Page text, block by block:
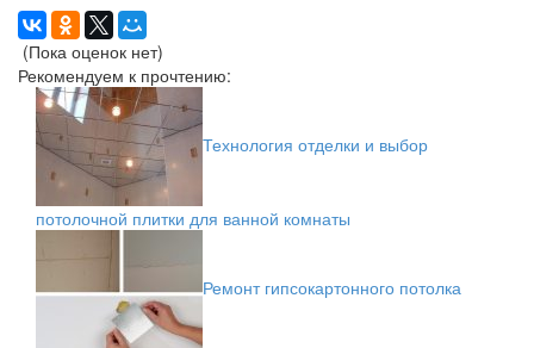
(Пока оценок нет)
Рекомендуем к прочтению:
Технология отделки и выбор
потолочной плитки для ванной комнаты
Ремонт гипсокартонного потолка